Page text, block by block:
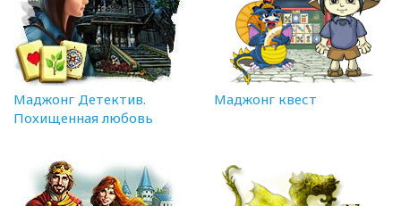
Маджонг Детектив.
Похищенная любовь
Маджонг квест